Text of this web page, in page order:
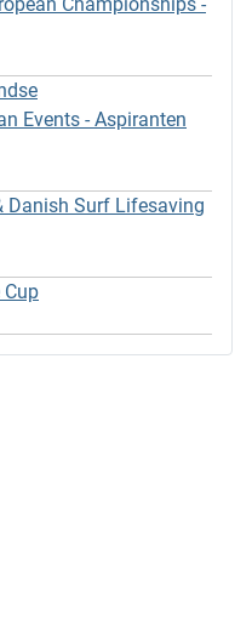
Events - Aspiranten
Danish Surf Lifesaving
Cup